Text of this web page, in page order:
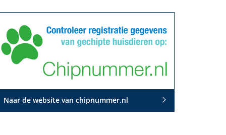
Naar de website van chipnummer.nl